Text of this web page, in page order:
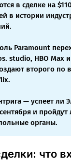
в сделке на
в истории
Paramount
studio, HBO Max
второго по
— успеет ли
и
органы.
что